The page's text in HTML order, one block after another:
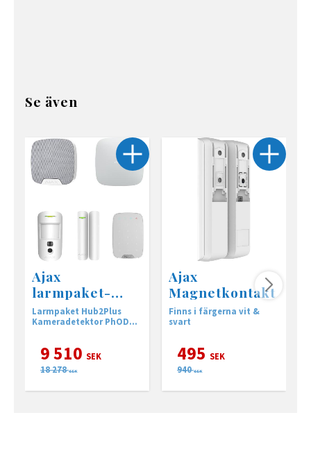
Se även
Ajax
larmpaket-
PhOD Hub2Plus
• LAN WiFi 4G
Larmpaket Hub2Plus
Kameradetektor PhOD
9 510 SEK
18 278 SEK
Ajax
Magnetkontakt
Finns i färgerna vit &
svart
495 SEK
940 SEK